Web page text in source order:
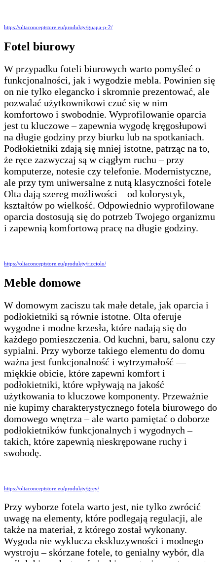
https://oltaconceptstore.eu/produkty/guapa-p-2/
Fotel biurowy
W przypadku foteli biurowych warto pomyśleć o
funkcjonalności, jak i wygodzie mebla. Powinien się
on nie tylko elegancko i skromnie prezentować, ale
pozwalać użytkownikowi czuć się w nim
komfortowo i swobodnie. Wyprofilowanie oparcia
jest tu kluczowe – zapewnia wygodę kręgosłupowi
na długie godziny przy biurku lub na spotkaniach.
Podłokietniki zdają się mniej istotne, patrząc na to,
że ręce zazwyczaj są w ciągłym ruchu – przy
komputerze, notesie czy telefonie. Modernistyczne,
ale przy tym uniwersalne z nutą klasyczności fotele
Olta dają szereg możliwości – od kolorystyk,
kształtów po wielkość. Odpowiednio wyprofilowane
oparcia dostosują się do potrzeb Twojego organizmu
i zapewnią komfortową pracę na długie godziny.
https://oltaconceptstore.eu/produkty/ricciolo/
Meble domowe
W domowym zaciszu tak małe detale, jak oparcia i
podłokietniki są równie istotne. Olta oferuje
wygodne i modne krzesła, które nadają się do
każdego pomieszczenia. Od kuchni, baru, salonu czy
sypialni. Przy wyborze takiego elementu do domu
ważna jest funkcjonalność i wytrzymałość —
miękkie obicie, które zapewni komfort i
podłokietniki, które wpływają na jakość
użytkowania to kluczowe komponenty. Przeważnie
nie kupimy charakterystycznego fotela biurowego do
domowego wnętrza – ale warto pamiętać o doborze
podłokietników funkcjonalnych i wygodnych –
takich, które zapewnią nieskrępowane ruchy i
swobodę.
https://oltaconceptstore.eu/produkty/grey/
Przy wyborze fotela warto jest, nie tylko zwrócić
uwagę na elementy, które podlegają regulacji, ale
także na materiał, z którego został wykonany.
Wygoda nie wyklucza ekskluzywności i modnego
wystroju – skórzane fotele, to genialny wybór, dla